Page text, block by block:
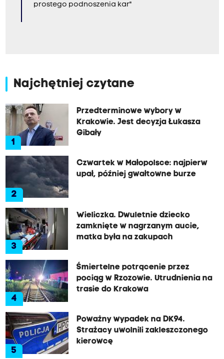
prostego podnoszenia kar"
Najchętniej czytane
1
Przedterminowe wybory w
Krakowie. Jest decyzja Łukasza
Gibały
2
Czwartek w Małopolsce: najpierw
upał, później gwałtowne burze
3
Wieliczka. Dwuletnie dziecko
zamknięte w nagrzanym aucie,
matka była na zakupach
4
Śmiertelne potrącenie przez
pociąg w Rzozowie. Utrudnienia na
trasie do Krakowa
5
Poważny wypadek na DK94.
Strażacy uwolnili zakleszczonego
kierowcę